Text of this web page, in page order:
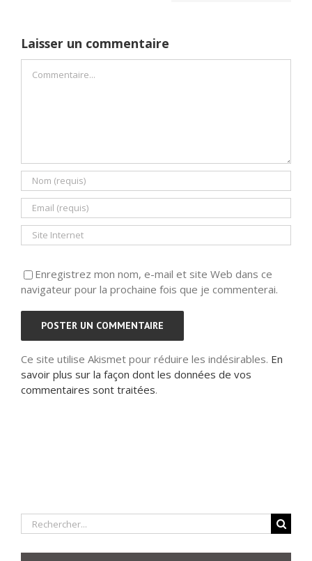
Laisser un commentaire
Enregistrez mon nom, e-mail et site Web dans ce
navigateur pour la prochaine fois que je commenterai.
Ce site utilise Akismet pour réduire les indésirables. En
savoir plus sur la façon dont les données de vos
commentaires sont traitées.
Rechercher: